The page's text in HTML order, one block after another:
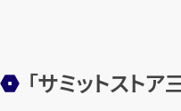
「サミットスト